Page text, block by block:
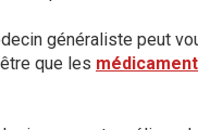
généraliste peut
que les